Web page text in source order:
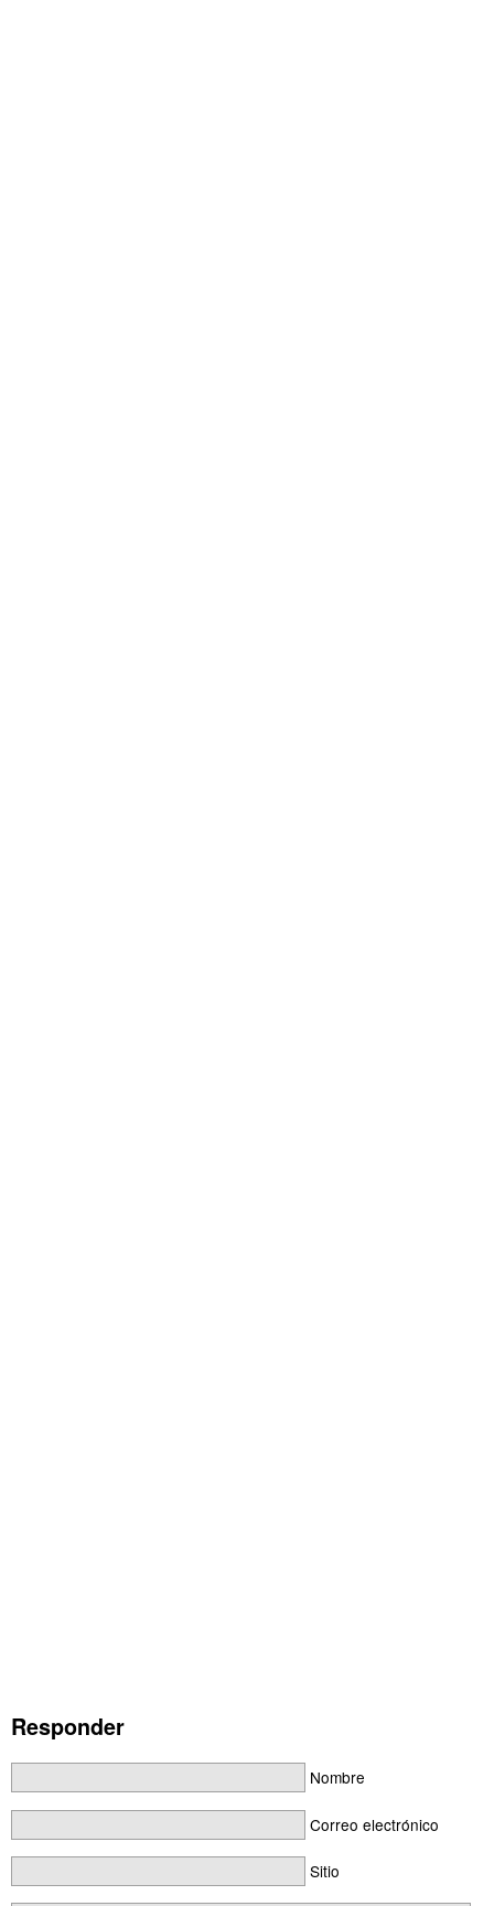
Responder
Nombre
Correo electrónico
Sitio